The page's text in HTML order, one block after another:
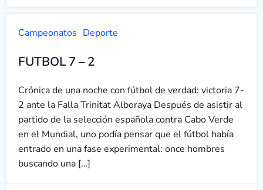
Campeonatos Deporte
FUTBOL 7 – 2
Crónica de una noche con fútbol de verdad: victoria 7-
2 ante la Falla Trinitat Alboraya Después de asistir al
partido de la selección española contra Cabo Verde
en el Mundial, uno podía pensar que el fútbol había
entrado en una fase experimental: once hombres
buscando una […]